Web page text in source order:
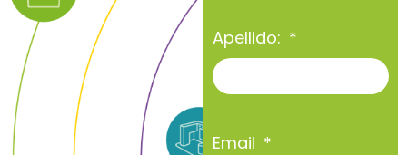
Apellido:
Email